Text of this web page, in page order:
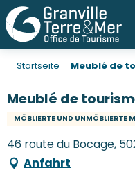
Startseite Meublé de
Meublé de
MÖBLIERTE UND UNMÖBLIERTE
46 route du Bocage,
Anfahrt